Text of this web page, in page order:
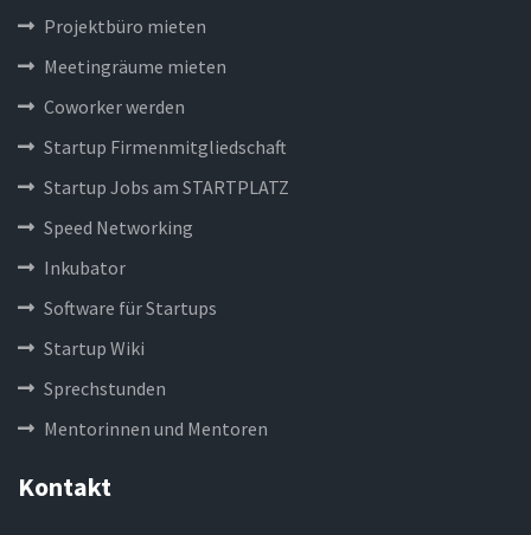
Projektbüro mieten
Meetingräume mieten
Coworker werden
Startup Firmenmitgliedschaft
Startup Jobs am STARTPLATZ
Speed Networking
Inkubator
Software für Startups
Startup Wiki
Sprechstunden
Mentorinnen und Mentoren
Kontakt